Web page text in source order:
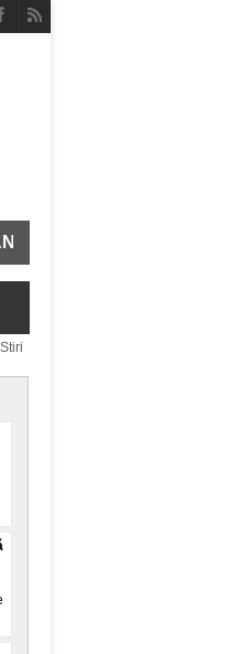
SPRE
Stiri